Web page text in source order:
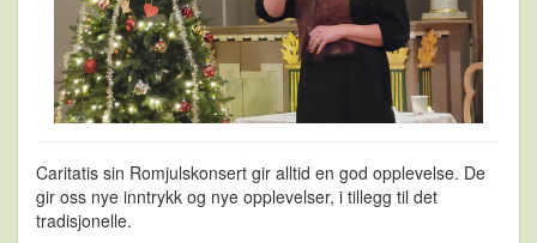
Caritatis sin Romjulskonsert gir alltid en god opplevelse. De
gir oss nye inntrykk og nye opplevelser, i tillegg til det
tradisjonelle.